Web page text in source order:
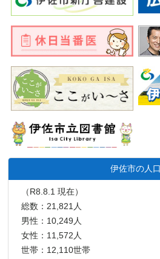
伊佐市の人口
（R8.8.1 現在）
総数：21,821人
男性：10,249人
女性：11,572人
世帯：12,110世帯